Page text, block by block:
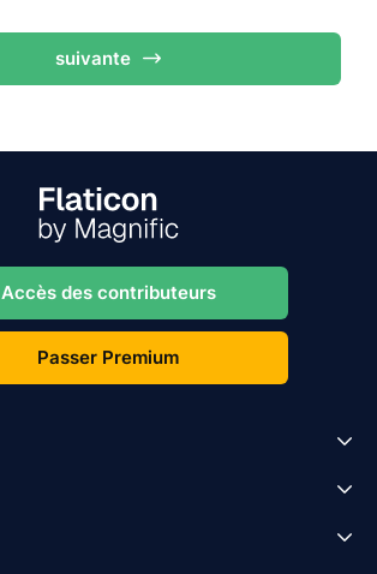
suivante
Accès des contributeurs
Passer Premium